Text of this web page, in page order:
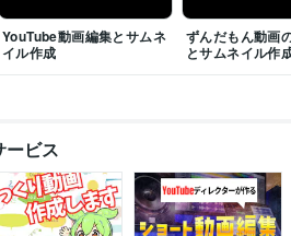
YouTube動画編集とサムネ
イル作成
ずんだもん動画
とサムネイル作
ービス